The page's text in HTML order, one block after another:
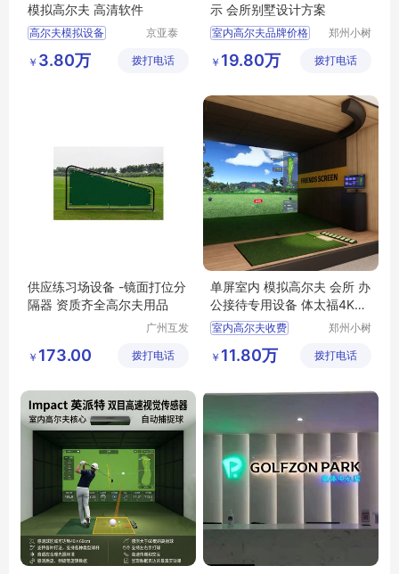
模拟高尔夫 高清软件
高尔夫模拟设备
京亚泰
技有限公
￥ 3.80万 拨打电话
示 会所别墅设计方案
室内高尔夫品牌价格
室内高尔夫与室外高尔夫
专业室内高尔夫价格
郑州小树
有限公司
￥ 19.80万 拨打电话
供应练习场设备 -镜面打位分
隔器 资质齐全高尔夫用品
广州互发
品有限公
￥ 173.00 拨打电话
单屏室内 模拟高尔夫 会所 办
公接待专用设备 体太福4K高
速摄像
室内高尔夫收费
室内高尔夫模拟器价格
高尔夫练习器室内
郑州小树
有限公司
￥ 11.80万 拨打电话